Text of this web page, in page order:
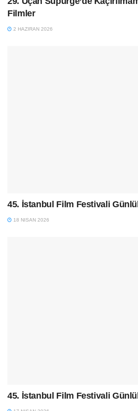
Filmler
2 HAZIRAN 2026
45. İstanbul Film Festivali
18 NISAN 2026
45. İstanbul Film Festivali